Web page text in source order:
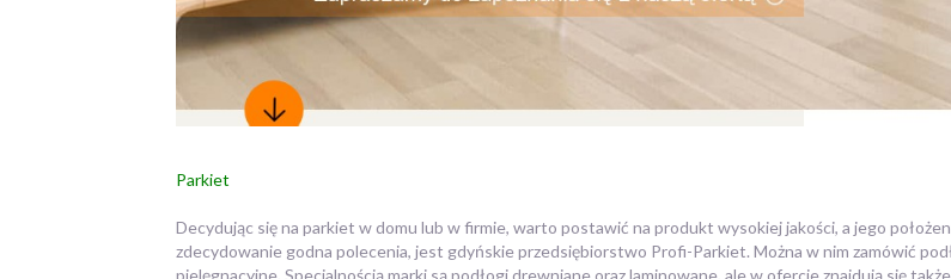
Parkiet
Decydując się na parkiet w domu lub w firmie, warto postawić na produkt wysokiej jakości, a jego
zdecydowanie godna polecenia, jest gdyńskie przedsiębiorstwo Profi-Parkiet. Można w nim zamówić
pielęgnacyjne. Specjalnością marki są podłogi drewniane oraz laminowane, ale w ofercie znajdują się